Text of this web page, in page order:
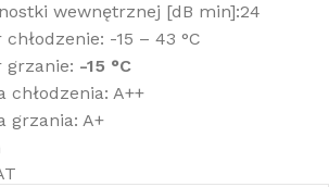
wewnętrznej [dB min]:24
-15 – 43 °C
grzanie: -15 °C
chłodzenia: A++
grzania: A+